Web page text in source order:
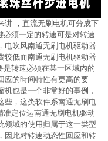
讲 ，直流无刷电机可分成下
须一定的转速可是对转速
电吹风南通无刷电机驱动器
较低而南通无刷电机驱动器
转速必须在某一区域内的
应的時间特性有更高的要
也是一个非常好的事例，
些，这类软件系南通无刷电
定位运南通无刷电机驱动
领域的使用归属于这一类型
因此对转速动态性回应和转